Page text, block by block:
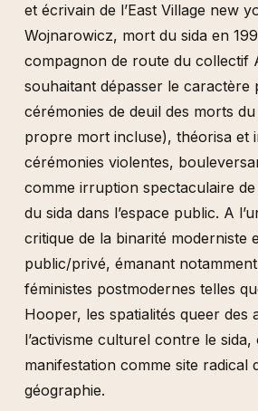
et écrivain de l’East Village new
Wojnarowicz, mort du sida en
compagnon de route du collectif
souhaitant dépasser le caractère
cérémonies de deuil des morts
propre mort incluse), théorisa et
cérémonies violentes,
comme irruption spectaculaire
du sida dans l’espace public. A
critique de la binarité moderniste
public/privé, émanant
féministes postmodernes telles
Hooper, les spatialités queer des
l’activisme culturel contre le
manifestation comme site radical
géographie.